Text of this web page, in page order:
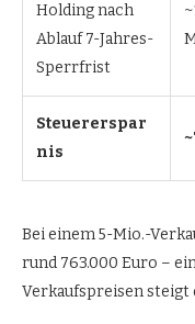
Holding nach
Ablauf 7-Jahres-
Sperrfrist
Steuererspar
nis
Bei einem 5-Mio.-
rund 763.000 Euro –
Verkaufspreisen